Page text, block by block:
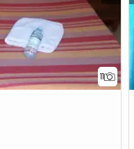
11